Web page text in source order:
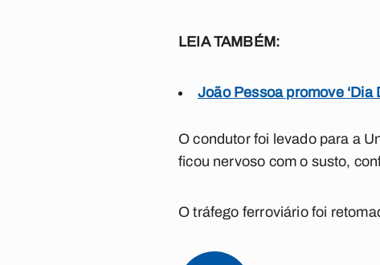
LEIA TAMBÉM:
João Pessoa promove
O condutor foi levado para a
ficou nervoso com o susto,
O tráfego ferroviário foi